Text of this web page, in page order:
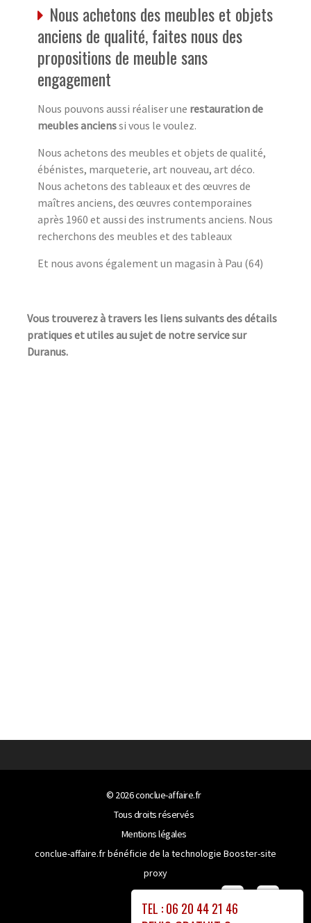
Nous achetons des meubles et objets
anciens de qualité, faites nous des
propositions de meuble sans
engagement
Nous pouvons aussi réaliser une restauration de
meubles ancienssi vous le voulez.
Nous achetons des meubles et objets de qualité,
ébénistes, marqueterie, art nouveau, art déco.
Nous achetons des tableaux et des œuvres de
maîtres anciens, des œuvres contemporaines
après 1960 et aussi des instruments anciens. Nous
recherchons des meubles et des tableaux
Et nous avons également un magasin à Pau (64)
Vous trouverez à travers les liens suivants des détails
pratiques et utiles au sujet de notre service sur
Duranus.
TEL : 06 20 44 21 46
© 2026conclue-affaire.fr
Tous droits réservés
Mentions légales
conclue-affaire.fr bénéficie de la technologie Booster-site
proxy